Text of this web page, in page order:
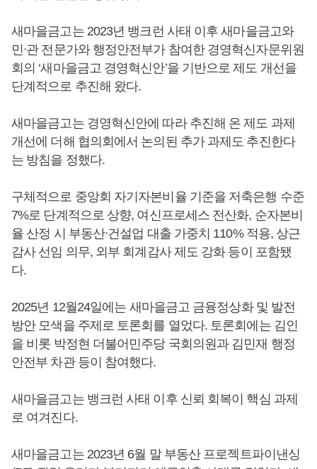
새마을금고는 2023년 뱅크런 사태 이후 새마을금고와
민ᐧ관 전문가와 행정안전부가 참여한 경영혁신자문위원
회의 ‘새마을금고 경영혁신안’을 기반으로 제도 개선을
단계적으로 추진해 왔다.
새마을금고는 경영혁신안에 따라 추진해 온 제도 과제
개선에 더해 협의회에서 논의된 추가 과제도 추진한다
는 방침을 정했다.
구체적으로 중앙회 자기자본비율 기준을 저축은행 수준
7%로 단계적으로 상향, 여신프로세스 전산화, 순자본비
율 산정 시 부동산ᐧ건설업 대출 가중치 110% 적용, 상근
감사 선임 의무, 외부 회계감사 제도 강화 등이 포함됐
다.
2025년 12월24일에는 새마을금고 금융정상화 및 발전
방안 모색을 주제로 토론회를 열었다. 토론회에는 김인
을 비롯 박정현 더불어민주당 국회의원과 김민재 행정
안전부 차관 등이 참여했다.
새마을금고는 뱅크런 사태 이후 신뢰 회복이 핵심 과제
로 여겨진다.
새마을금고는 2023년 6월 말 부동산 프로젝트파이낸싱